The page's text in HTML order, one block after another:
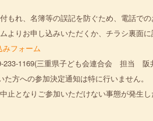
付もれ、名簿等の誤記を防ぐため、電話で
よりお申し込みいただくか、チラシ裏面
みフォーム
三重県子ども会連合会 担当 阪
方への参加決定通知は特に行いません。
止となりご参加いただけない事態が発生し